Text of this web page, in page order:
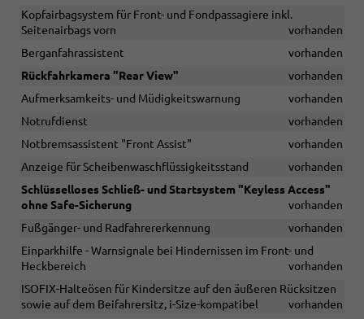
Kopfairbagsystem für Front- und Fondpassagiere inkl.
Seitenairbags vorn
vorhanden
Berganfahrassistent
vorhanden
Rückfahrkamera "Rear View"
vorhanden
Aufmerksamkeits- und Müdigkeitswarnung
vorhanden
Notrufdienst
vorhanden
Notbremsassistent "Front Assist"
vorhanden
Anzeige für Scheibenwaschflüssigkeitsstand
vorhanden
Schlüsselloses Schließ- und Startsystem "Keyless Access"
ohne Safe-Sicherung
vorhanden
Fußgänger- und Radfahrererkennung
vorhanden
Einparkhilfe - Warnsignale bei Hindernissen im Front- und
Heckbereich
vorhanden
ISOFIX-Halteösen für Kindersitze auf den äußeren Rücksitzen
sowie auf dem Beifahrersitz, i-Size-kompatibel
vorhanden